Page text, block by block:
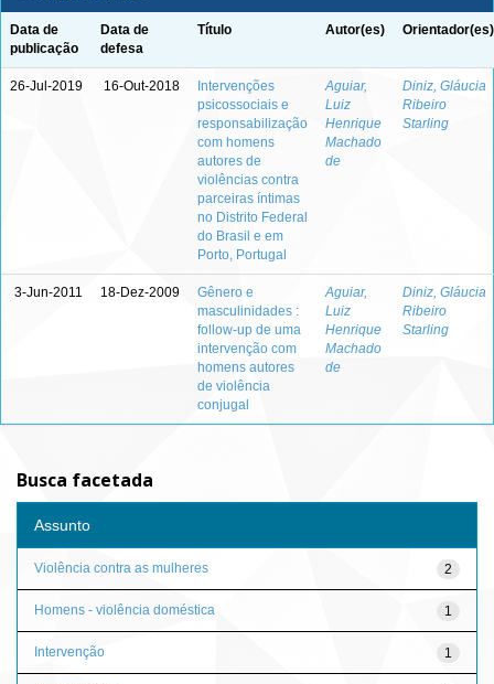
Data de
publicação
Data de
defesa
Título Autor(es) Orientador(es)
26-Jul-2019 16-Out-2018
Intervenções
psicossociais e
responsabilização
com homens
autores de
violências contra
parceiras íntimas
no Distrito Federal
do Brasil e em
Porto, Portugal
Aguiar,
Luiz
Henrique
Machado
de
Diniz, Gláucia
Ribeiro
Starling
3-Jun-2011 18-Dez-2009
Gênero e
masculinidades :
follow-up de uma
intervenção com
homens autores
de violência
conjugal
Aguiar,
Luiz
Henrique
Machado
de
Diniz, Gláucia
Ribeiro
Starling
Busca facetada
Assunto
2
Violência contra as mulheres
1
Homens - violência doméstica
1
Intervenção